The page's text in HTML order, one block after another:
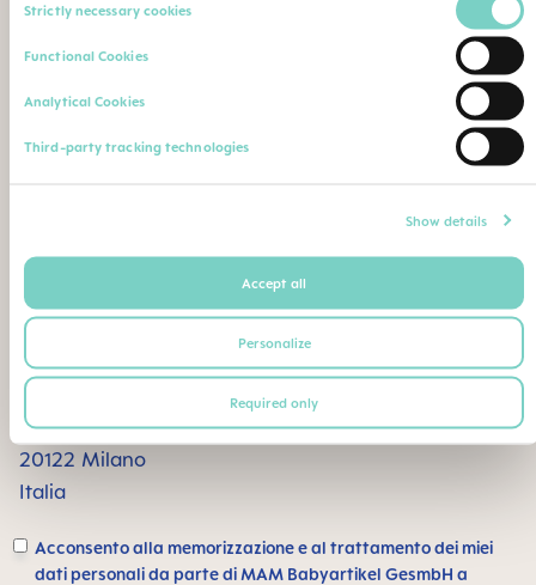
Strictly necessary cookies
Functional Cookies
Analytical Cookies
Third-party tracking technologies
Show details
Accept all
Personalize
Required only
Commento
Carichi sul sito una copia del suo titolo di studio (diploma di
Oppure invii il suo titolo di studio per posta o via fax
al seguente indirizzo postale/numero di fax:
BAMED Baby Italia S.r.l.
Viale Luigi Majno 31
20122 Milano
Italia
Acconsento alla memorizzazione e al trattamento dei miei
dati personali da parte di MAM Babyartikel GesmbH a